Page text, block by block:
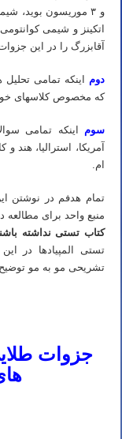
آقابزرگ را در این
دوم اینکه تمامی
که مخصوص کلاسهای
سوم اینکه تمامی
آمریکا، استرالیا، هند
ام.
تمام هدفم در نوشتن
منبع واحد برای مطالعه
کتاب تستی نداشته
تستی المپیادها در
تشریحی مو به مو
جزوات